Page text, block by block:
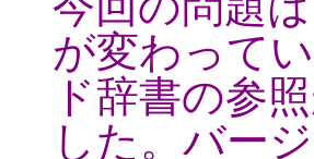
が変わって
ド辞書の参
した。バー